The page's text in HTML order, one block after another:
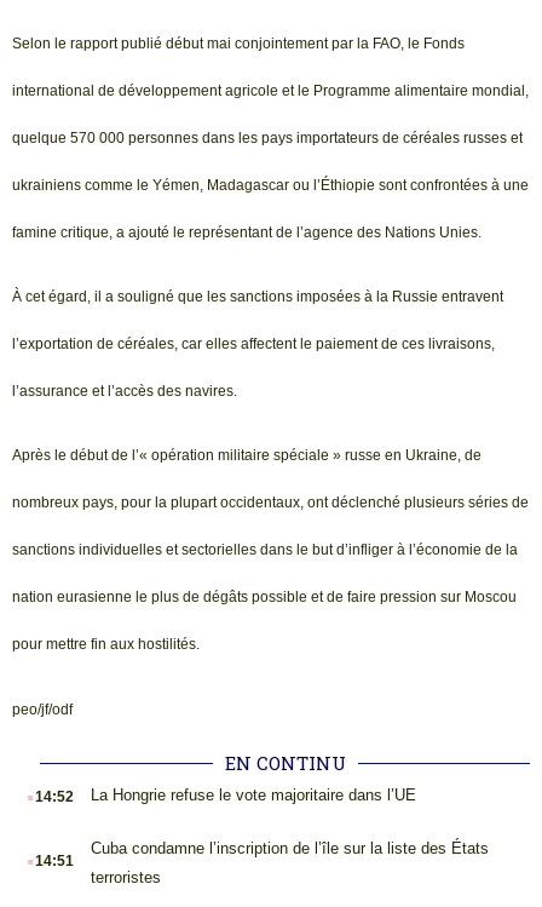
Selon le rapport publié début mai conjointement par la FAO, le Fonds
international de développement agricole et le Programme alimentaire mondial,
quelque 570 000 personnes dans les pays importateurs de céréales russes et
ukrainiens comme le Yémen, Madagascar ou l’Éthiopie sont confrontées à une
famine critique, a ajouté le représentant de l’agence des Nations Unies.
À cet égard, il a souligné que les sanctions imposées à la Russie entravent
l’exportation de céréales, car elles affectent le paiement de ces livraisons,
l’assurance et l’accès des navires.
Après le début de l’« opération militaire spéciale » russe en Ukraine, de
nombreux pays, pour la plupart occidentaux, ont déclenché plusieurs séries de
sanctions individuelles et sectorielles dans le but d’infliger à l’économie de la
nation eurasienne le plus de dégâts possible et de faire pression sur Moscou
pour mettre fin aux hostilités.
peo/jf/odf
EN CONTINU
.14:52 La Hongrie refuse le vote majoritaire dans l’UE
.14:51
Cuba condamne l’inscription de l’île sur la liste des États
terroristes